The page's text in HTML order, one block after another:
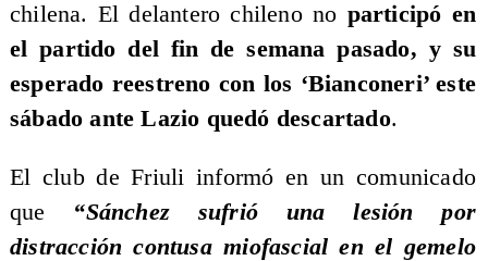
chilena. El delantero chileno no participó en
el partido del fin de semana pasado, y su
esperado reestreno con los ‘Bianconeri’ este
sábado ante Lazio quedó descartado.
El club de Friuli informó en un comunicado
que “Sánchez sufrió una lesión por
distracción contusa miofascial en el gemelo